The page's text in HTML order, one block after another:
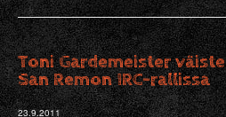
Toni Gardemeister
San Remon IRC-rallissa
23.9.2011